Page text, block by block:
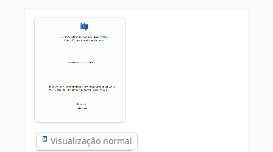
Visualização normal